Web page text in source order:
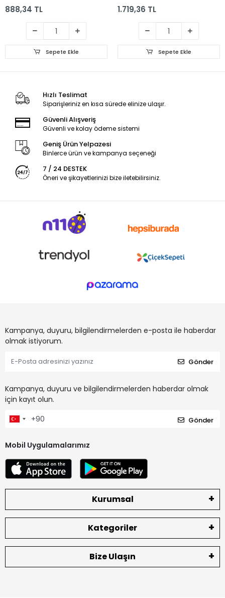
888,34 TL
Sepete Ekle
1.719,36 TL
Sepete Ekle
Hızlı Teslimat
Siparişleriniz en kısa sürede elinize ulaşır.
Güvenli Alışveriş
Güvenli ve kolay ödeme sistemi
Geniş Ürün Yelpazesi
Binlerce ürün ve kampanya seçeneği
7 / 24 DESTEK
Öneri ve şikayetlerinizi bize iletebilirsiniz.
Kampanya, duyuru, bilgilendirmelerden e-posta ile haberdar
olmak istiyorum.
Gönder
Kampanya, duyuru ve bilgilendirmelerden haberdar olmak
için kayıt olun.
Gönder
Mobil Uygulamalarımız
Kurumsal
Kategoriler
Bize Ulaşın